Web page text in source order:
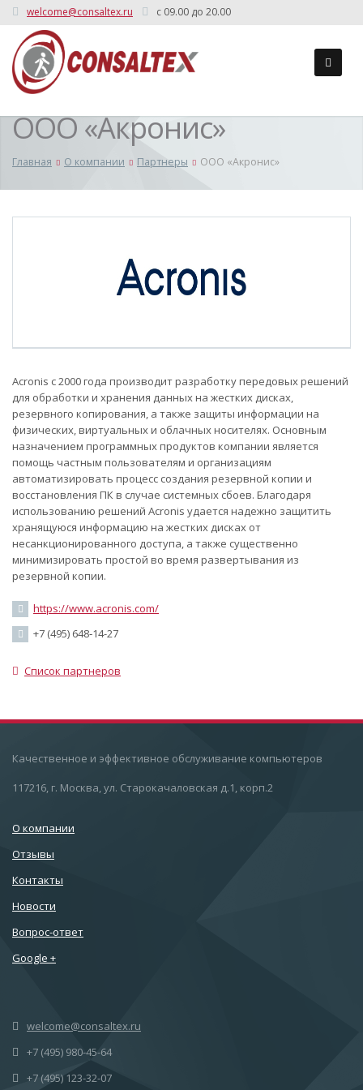
welcome@consaltex.ru c 09.00 до 20.00
ООО «Акронис»
Главная О компании Партнеры ООО «Акронис»
Acronis с 2000 года производит разработку передовых решений
для обработки и хранения данных на жестких дисках,
резервного копирования, а также защиты информации на
физических, виртуальных и облачных носителях. Основным
назначением программных продуктов компании является
помощь частным пользователям и организациям
автоматизировать процесс создания резервной копии и
восстановления ПК в случае системных сбоев. Благодаря
использованию решений Acronis удается надежно защитить
хранящуюся информацию на жестких дисках от
несанкционированного доступа, а также существенно
минимизировать простой во время развертывания из
резервной копии.
https://www.acronis.com/
+7 (495) 648‑14-27
Список партнеров
Качественное и эффективное обслуживание компьютеров
117216, г. Москва, ул. Старокачаловская д.1, корп.2
О компании
Отзывы
Контакты
Новости
Вопрос-ответ
Google +
welcome@consaltex.ru
+7 (495) 980-45-64
+7 (495) 123-32-07